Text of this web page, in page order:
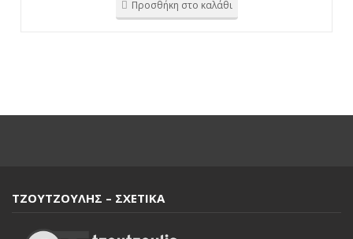
Προσθήκη στο καλάθι
ΤΖΟΥΤΖΟΥΛΗΣ – ΣΧΕΤΙΚΑ